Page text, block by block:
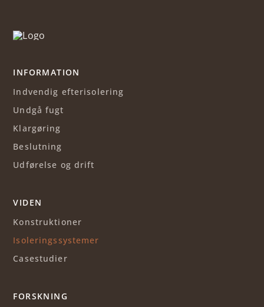
INFORMATION
Indvendig efterisolering
Undgå fugt
Klargøring
Beslutning
Udførelse og drift
VIDEN
Konstruktioner
Isoleringssystemer
Casestudier
FORSKNING